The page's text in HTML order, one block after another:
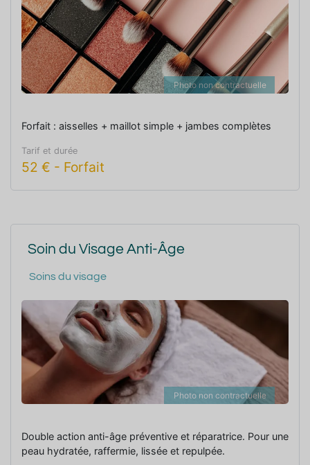
Photo non contractuelle
Forfait : aisselles + maillot simple + jambes complètes
Tarif et durée
52 € - Forfait
Soin du Visage Anti-Âge
Soins du visage
Photo non contractuelle
Double action anti-âge préventive et réparatrice. Pour une
peau hydratée, raffermie, lissée et repulpée.